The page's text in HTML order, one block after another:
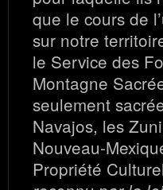
que le cours de
sur notre
le Service des
Montagne
seulement
Navajos, les
Nouveau-
Propriété